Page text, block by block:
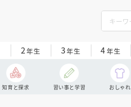
2年生 3年生 4年生
知育と探求 習い事と学習 おしゃれ